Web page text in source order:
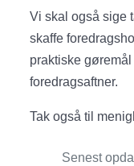
Vi skal også sige
skaffe
praktiske
foredragsaftner.
Tak også til
Senest